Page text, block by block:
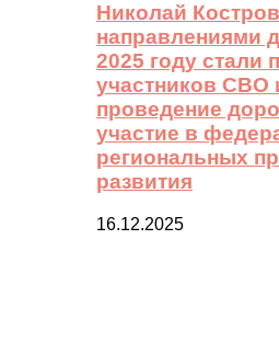
Николай
направлениями
2025 году стали
участников СВО
проведение
участие в
региональных
развития
16.12.2025